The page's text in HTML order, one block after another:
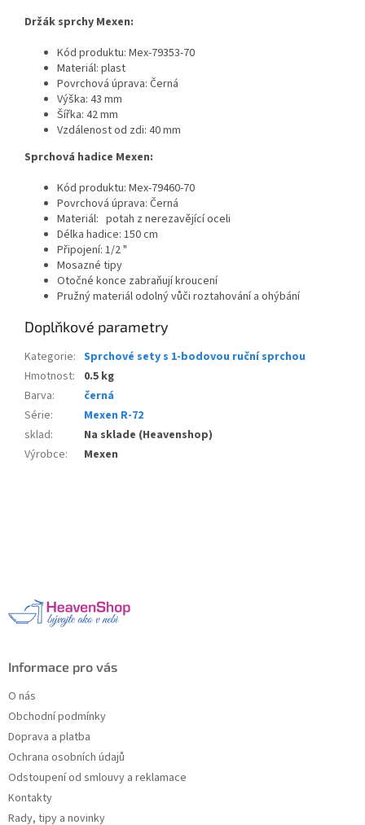
Držák sprchy Mexen:
Kód produktu: Mex-79353-70
Materiál: plast
Povrchová úprava: Černá
Výška: 43 mm
Šířka: 42 mm
Vzdálenost od zdi: 40 mm
Sprchová hadice Mexen:
Kód produktu: Mex-79460-70
Povrchová úprava: Černá
Materiál: potah z nerezavějící oceli
Délka hadice: 150 cm
Připojení: 1/2 "
Mosazné tipy
Otočné konce zabraňují kroucení
Pružný materiál odolný vůči roztahování a ohýbání
Doplňkové parametry
Kategorie: Sprchové sety s 1-bodovou ruční sprchou
Hmotnost:
0.5 kg
Barva:
černá
Série:
Mexen R-72
sklad:
Na sklade (Heavenshop)
Výrobce: Mexen
Informace pro vás
O nás
Obchodní podmínky
Doprava a platba
Ochrana osobních údajů
Odstoupení od smlouvy a reklamace
Kontakty
Rady, tipy a novinky